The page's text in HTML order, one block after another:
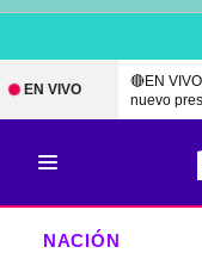
EN VIVO
🔴EN
nuevo
NACIÓN